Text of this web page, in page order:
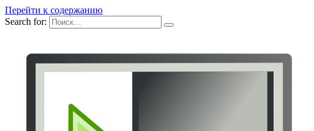
Перейти к содержанию
Search for: